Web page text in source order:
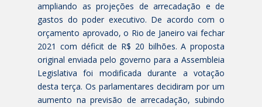
ampliando as projeções de arrecadação e de
gastos do poder executivo. De acordo com o
orçamento aprovado, o Rio de Janeiro vai fechar
2021 com déficit de R$ 20 bilhões. A proposta
original enviada pelo governo para a Assembleia
Legislativa foi modificada durante a votação
desta terça. Os parlamentares decidiram por um
aumento na previsão de arrecadação, subindo